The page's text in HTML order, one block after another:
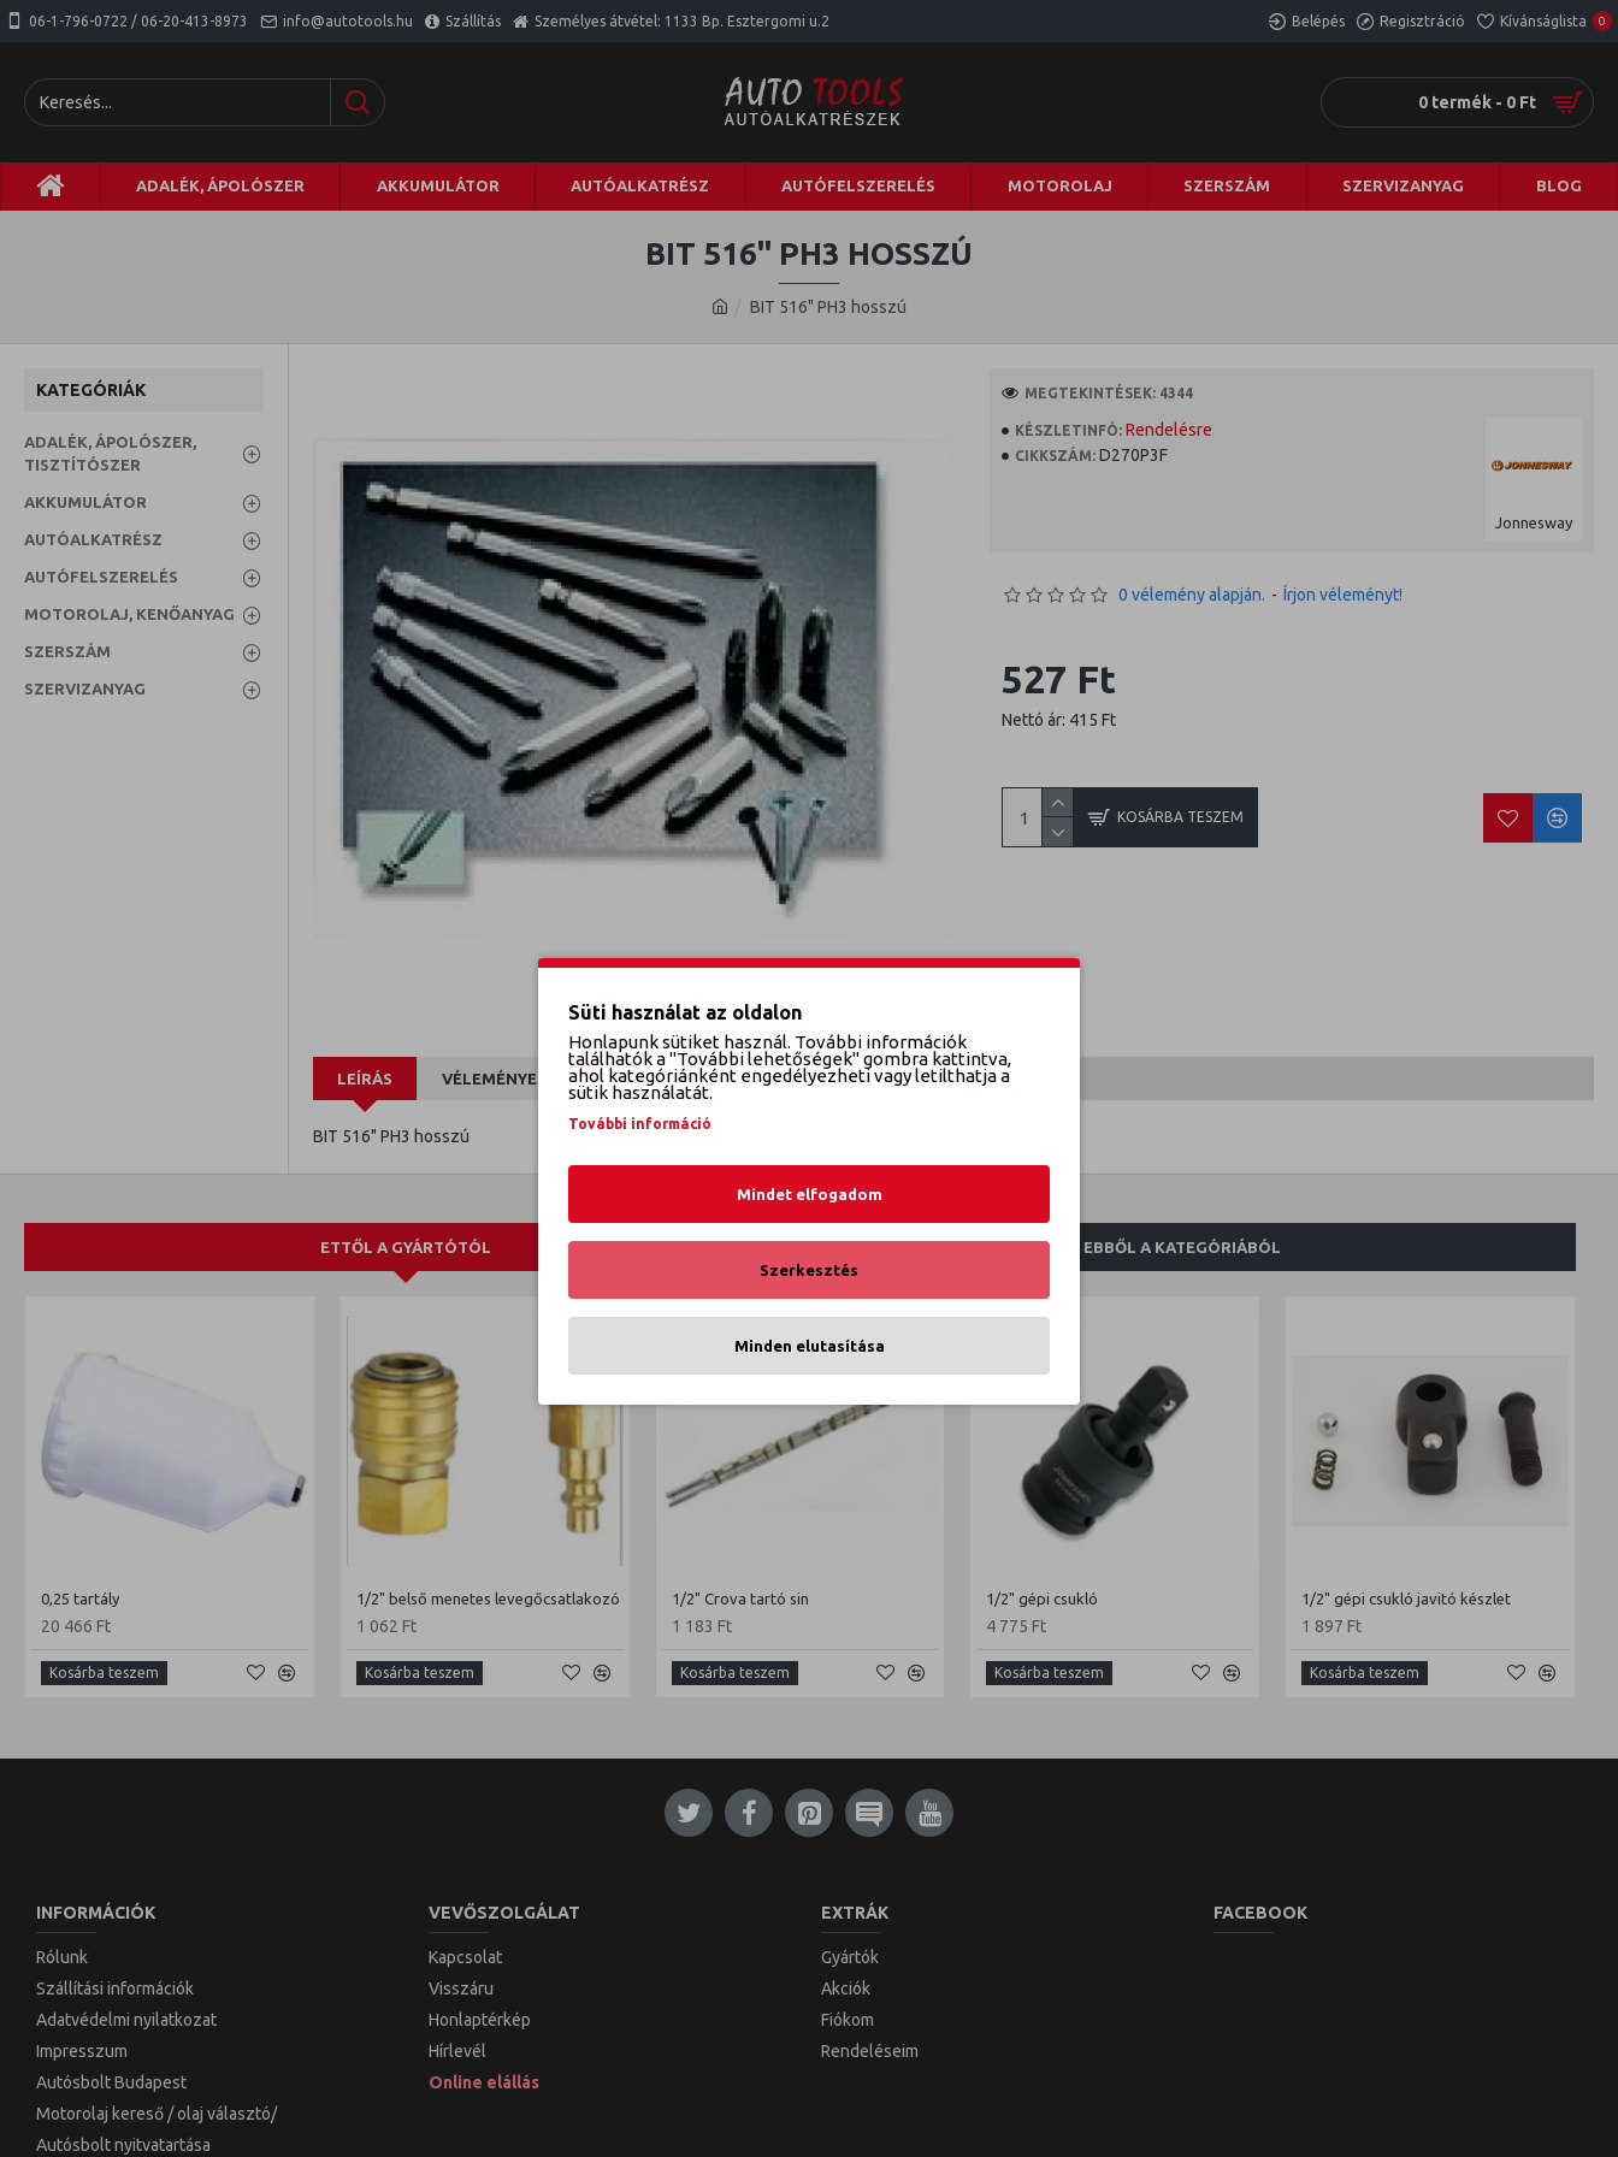
06-1-796-0722 / 06-20-413-8973 info@autotools.hu Szállítás Személyes átvétel: 1133 Bp. Esztergomi u.2 Belépés Regisztráció Kívánságlista 0
0 termék - 0 Ft
ADALÉK, ÁPOLÓSZER AKKUMULÁTOR AUTÓALKATRÉSZ AUTÓFELSZERELÉS MOTOROLAJ SZERSZÁM SZERVIZANYAG BLOG
BIT 516" PH3 hosszú
BIT 516" PH3 HOSSZÚ
KATEGÓRIÁK
ADALÉK, ÁPOLÓSZER,
TISZTÍTÓSZER
AKKUMULÁTOR
AUTÓALKATRÉSZ
AUTÓFELSZERELÉS
MOTOROLAJ, KENŐANYAG
SZERSZÁM
SZERVIZANYAG
KÉSZLETINFÓ: Rendelésre
CIKKSZÁM: D270P3F
Jonnesway
MEGTEKINTÉSEK: 4344
0 vélemény alapján. - Írjon véleményt!
527 Ft
Nettó ár: 415 Ft
KOSÁRBA TESZEM
LEÍRÁS VÉLEMÉNYEK
BIT 516" PH3 hosszú
ETTŐL A GYÁRTÓTÓL EBBŐL A KATEGÓRIÁBÓL
0,25 tartály
20 466 Ft
Kosárba teszem
1/2" belső menetes levegőcsatlakozó
1 062 Ft
Kosárba teszem
1/2" Crova tartó sin
1 183 Ft
Kosárba teszem
1/2" gépi csukló
4 775 Ft
Kosárba teszem
1/2" gépi csukló javitó készlet
1 897 Ft
Kosárba teszem
INFORMÁCIÓK
Rólunk
Szállítási információk
Adatvédelmi nyilatkozat
Impresszum
Autósbolt Budapest
Motorolaj kereső / olaj választó/
Autósbolt nyitvatartása
VEVŐSZOLGÁLAT
Kapcsolat
Visszáru
Honlaptérkép
Hírlevél
Online elállás
EXTRÁK
Gyártók
Akciók
Fiókom
Rendeléseim
FACEBOOK
Süti használat az oldalon
Honlapunk sütiket használ. További információk
találhatók a "További lehetőségek" gombra kattintva,
ahol kategóriánként engedélyezheti vagy letilthatja a
sütik használatát.
További információ
Mindet elfogadom
Szerkesztés
Minden elutasítása